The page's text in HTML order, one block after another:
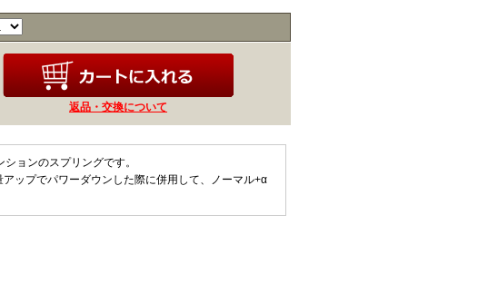
返品・交換について
ョンのスプリングです。
ップでパワーダウンした際に併用して、ノーマル+α